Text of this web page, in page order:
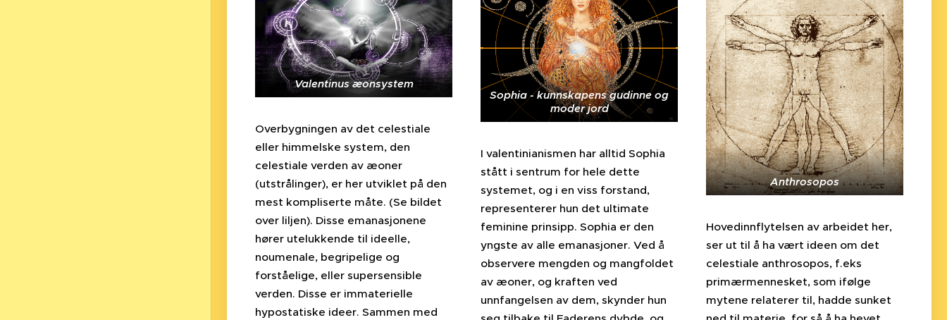
Valentinus æonsystem
Overbygningen av det celestiale
eller himmelske system, den
celestiale verden av æoner
(utstrålinger), er her utviklet på den
mest kompliserte måte. (Se bildet
over liljen). Disse emanasjonene
hører utelukkende til ideelle,
noumenale, begripelige og
forståelige, eller supersensible
verden. Disse er immaterielle
hypostatiske ideer. Sammen med
Sophia - kunnskapens gudinne og
moder jord
I valentinianismen har alltid Sophia
stått i sentrum for hele dette
systemet, og i en viss forstand,
representerer hun det ultimate
feminine prinsipp. Sophia er den
yngste av alle emanasjoner. Ved å
observere mengden og mangfoldet
av æoner, og kraften ved
unnfangelsen av dem, skynder hun
Anthrosopos
Hovedinnflytelsen av arbeidet her,
ser ut til å ha vært ideen om det
celestiale anthrosopos, f.eks
primærmennesket, som ifølge
mytene relaterer til, hadde sunket